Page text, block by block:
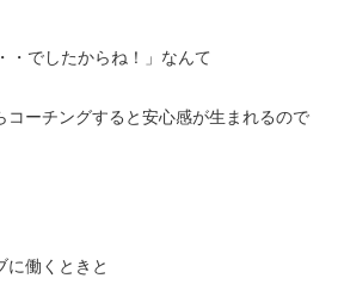
・でしたからね！」なんて
コーチングすると安心感が生まれるので
に働くときと